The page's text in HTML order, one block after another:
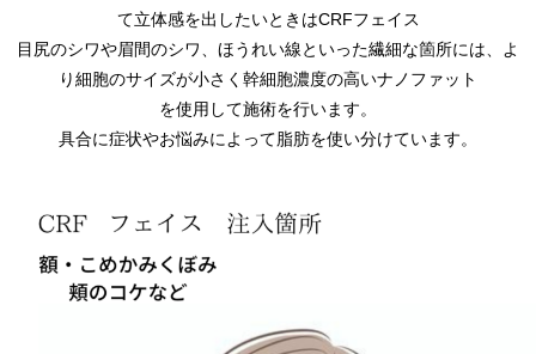
て立体感を出したいときはCRFフェイス
目尻のシワや眉間のシワ、ほうれい線といった繊細な箇所には、よ
り細胞のサイズが小さく幹細胞濃度の高いナノファット
を使用して施術を行います。
具合に症状やお悩みによって脂肪を使い分けています。